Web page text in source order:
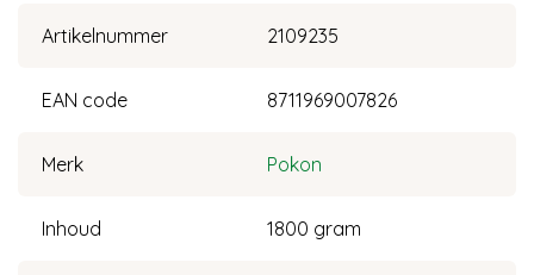
Artikelnummer 2109235
EAN code 8711969007826
Merk Pokon
Inhoud 1800 gram